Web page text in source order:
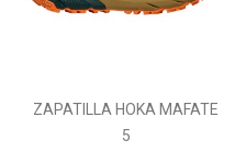
ZAPATILLA HOKA MAFATE
5